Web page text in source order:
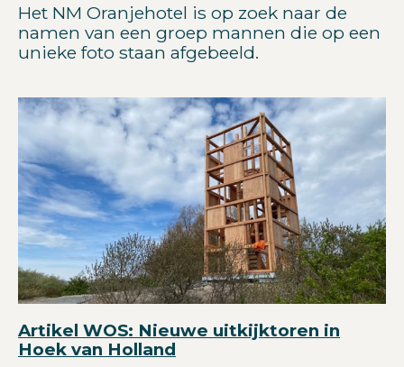
Het NM Oranjehotel is op zoek naar de
namen van een groep mannen die op een
unieke foto staan afgebeeld.
Artikel WOS: Nieuwe uitkijktoren in
Hoek van Holland